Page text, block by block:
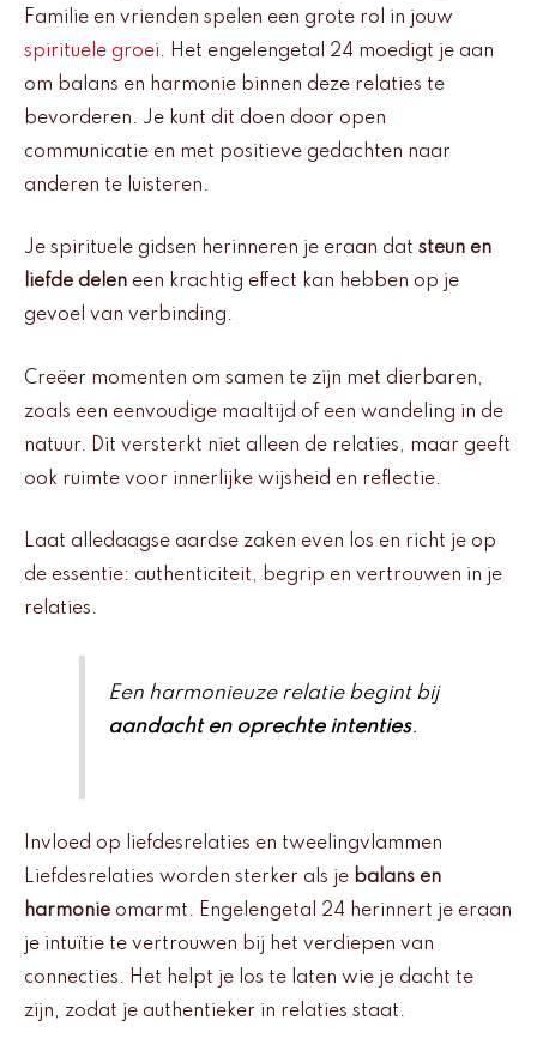
Familie en vrienden spelen een grote rol in jouw
spirituele groei. Het engelengetal 24 moedigt je aan
om balans en harmonie binnen deze relaties te
bevorderen. Je kunt dit doen door open
communicatie en met positieve gedachten naar
anderen te luisteren.
Je spirituele gidsen herinneren je eraan dat steun en
liefde delen een krachtig effect kan hebben op je
gevoel van verbinding.
Creëer momenten om samen te zijn met dierbaren,
zoals een eenvoudige maaltijd of een wandeling in de
natuur. Dit versterkt niet alleen de relaties, maar geeft
ook ruimte voor innerlijke wijsheid en reflectie.
Laat alledaagse aardse zaken even los en richt je op
de essentie: authenticiteit, begrip en vertrouwen in je
relaties.
Een harmonieuze relatie begint bij
aandacht en oprechte intenties.
Invloed op liefdesrelaties en tweelingvlammen
Liefdesrelaties worden sterker als je balans en
harmonie omarmt. Engelengetal 24 herinnert je eraan
je intuïtie te vertrouwen bij het verdiepen van
connecties. Het helpt je los te laten wie je dacht te
zijn, zodat je authentieker in relaties staat.